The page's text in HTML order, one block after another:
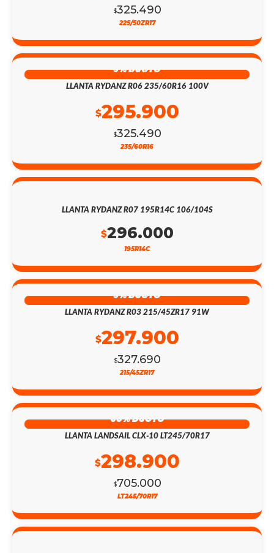
$325.490
225/50ZR17
9% DSCTO
LLANTA RYDANZ R06 235/60R16 100V
$325.490
$295.900
235/60R16
LLANTA RYDANZ R07 195R14C 106/104S
$296.000
195R14C
9% DSCTO
LLANTA RYDANZ R03 215/45ZR17 91W
$327.690
$297.900
215/45ZR17
58% DSCTO
LLANTA LANDSAIL CLX-10 LT245/70R17
$705.000
$298.900
LT245/70R17